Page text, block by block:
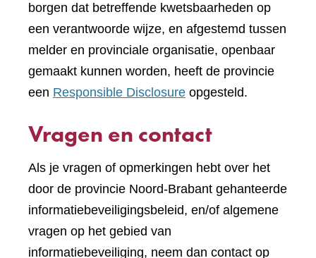
borgen dat betreffende kwetsbaarheden op
een verantwoorde wijze, en afgestemd tussen
melder en provinciale organisatie, openbaar
gemaakt kunnen worden, heeft de provincie
een Responsible Disclosure opgesteld.
Vragen en contact
Als je vragen of opmerkingen hebt over het
door de provincie Noord-Brabant gehanteerde
informatiebeveiligingsbeleid, en/of algemene
vragen op het gebied van
informatiebeveiliging, neem dan contact op